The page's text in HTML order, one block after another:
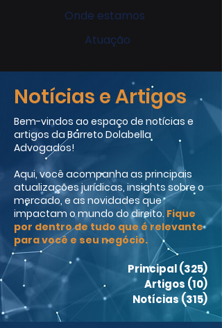
Atuação
Onde estamos
Notícias e Artigos
Bem-vindos ao espaço de notícias e
artigos da Barreto Dolabella
Advogados!
Aqui, você acompanha as principais
atualizações jurídicas, insights sobre o
mercado, e as novidades que
impactam o mundo do direito. Fique
por dentro de tudo que é relevante
para você e seu negócio.
Principal(325)
Artigos (10)
Notícias (315)